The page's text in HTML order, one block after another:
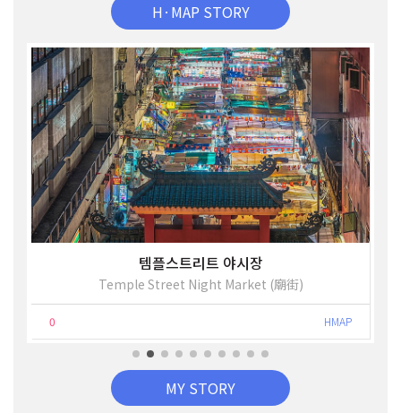
H·MAP STORY
템플스트리트 야시장
Temple Street Night Market (廟街)
0 HMAP
MY STORY